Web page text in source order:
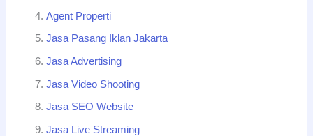
Agent Properti
Jasa Pasang Iklan Jakarta
Jasa Advertising
Jasa Video Shooting
Jasa SEO Website
Jasa Live Streaming